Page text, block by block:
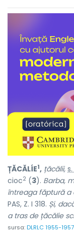
ȚĂCĂLÍE1, țăcălii,
cioc2 (3). Barba,
întreaga făptură a
PAS, Z. I 318. Și,
a tras de țăcălie
sursa:DLRLC 1955-1957